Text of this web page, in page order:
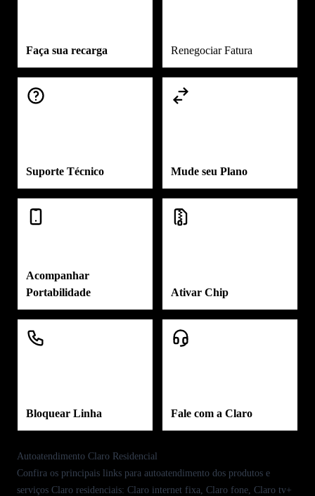
Faça sua recarga Renegociar Fatura
Suporte Técnico Mude seu Plano
Acompanhar
Portabilidade
Ativar Chip
Bloquear Linha Fale com a Claro
Autoatendimento Claro Residencial
Confira os principais links para autoatendimento dos produtos e
serviços Claro residenciais: Claro internet fixa Claro fone Claro tv+